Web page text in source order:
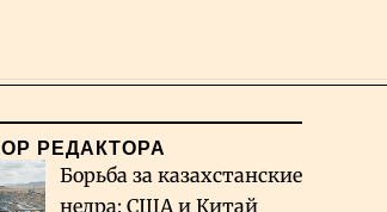
РЕДАКТОРА
Борьба за казахстанские
недра: США и Китай